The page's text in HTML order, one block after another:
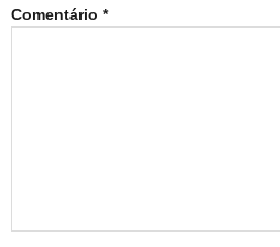
Comentário *